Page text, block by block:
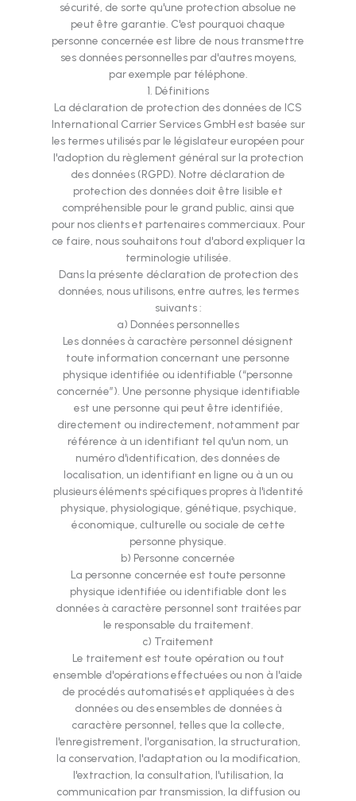
sécurité, de sorte qu'une protection absolue ne
peut être garantie. C'est pourquoi chaque
personne concernée est libre de nous transmettre
ses données personnelles par d'autres moyens,
par exemple par téléphone.
1. Définitions
La déclaration de protection des données de ICS
International Carrier Services GmbH est basée sur
les termes utilisés par le législateur européen pour
l'adoption du règlement général sur la protection
des données (RGPD). Notre déclaration de
protection des données doit être lisible et
compréhensible pour le grand public, ainsi que
pour nos clients et partenaires commerciaux. Pour
ce faire, nous souhaitons tout d'abord expliquer la
terminologie utilisée.
Dans la présente déclaration de protection des
données, nous utilisons, entre autres, les termes
suivants :
a) Données personnelles
Les données à caractère personnel désignent
toute information concernant une personne
physique identifiée ou identifiable (“personne
concernée”). Une personne physique identifiable
est une personne qui peut être identifiée,
directement ou indirectement, notamment par
référence à un identifiant tel qu'un nom, un
numéro d'identification, des données de
localisation, un identifiant en ligne ou à un ou
plusieurs éléments spécifiques propres à l'identité
physique, physiologique, génétique, psychique,
économique, culturelle ou sociale de cette
personne physique.
b) Personne concernée
La personne concernée est toute personne
physique identifiée ou identifiable dont les
données à caractère personnel sont traitées par
le responsable du traitement.
c) Traitement
Le traitement est toute opération ou tout
ensemble d'opérations effectuées ou non à l'aide
de procédés automatisés et appliquées à des
données ou des ensembles de données à
caractère personnel, telles que la collecte,
l'enregistrement, l'organisation, la structuration,
la conservation, l'adaptation ou la modification,
l'extraction, la consultation, l'utilisation, la
communication par transmission, la diffusion ou